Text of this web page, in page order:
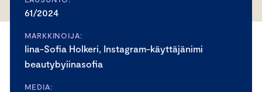
61/2024
MARKKINOIJA:
Iina-Sofia Holkeri, Instagram-käyttäjänimi
beautybyiinasofia
MEDIA: